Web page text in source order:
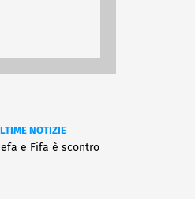
NOTIZIE
e Fifa è scontro